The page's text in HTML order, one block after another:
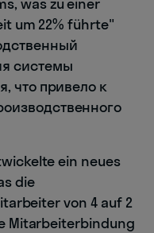
um 22% führte"
системы
что привело к
ein neues
die
von 4 auf 2
Mitarbeiterbindung